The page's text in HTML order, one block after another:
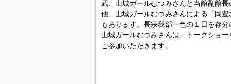
武、山城ガールむつみさんと当館副館
他、山城ガールむつみさんによる「岡
もあります。長宗我部一色の１日を存分
山城ガールむつみさんは、トークショ
ご参加いただきます。